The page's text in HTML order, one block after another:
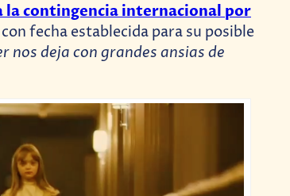
la contingencia internacional por
fecha establecida para su posible
nos deja con grandes ansias de